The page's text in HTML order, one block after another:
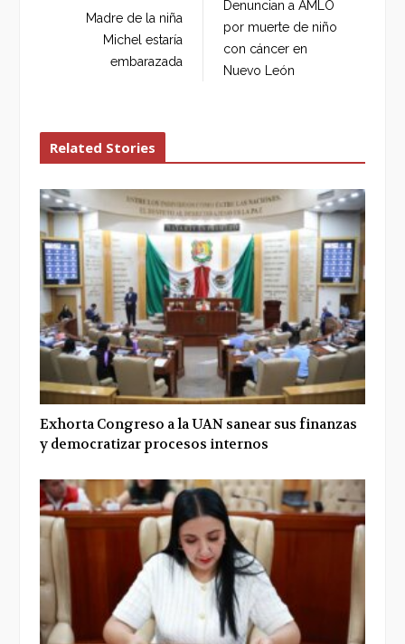
o
k
r
+
I
Madre de la niña
Michel estaría
embarazada
Denuncian a AMLO
por muerte de niño
con cáncer en
Nuevo León
Related Stories
Exhorta Congreso a la UAN sanear sus finanzas
y democratizar procesos internos